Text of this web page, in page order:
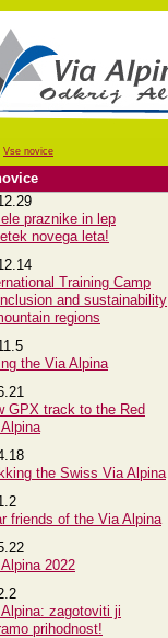
Vse novice
praznike in lep
novega leta!
Training Camp
and sustainability
regions
the Via Alpina
GPX track to the Red
the Swiss Via Alpina
friends of the Via Alpina
2022
zagotoviti ji
prihodnost!